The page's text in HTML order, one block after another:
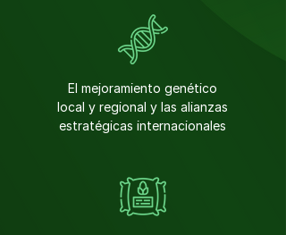
El mejoramiento genético
local y regional y las alianzas
estratégicas internacionales